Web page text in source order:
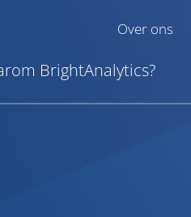
Over ons
BrightAnalytics?